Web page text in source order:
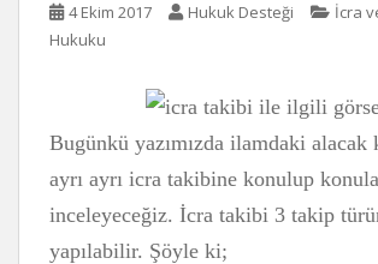
4 Ekim 2017 Hukuk Desteği
İcra
Hukuku
Bugünkü yazımızda ilamdaki
ayrı ayrı icra takibine konulup
inceleyeceğiz. İcra takibi 3 takip
yapılabilir. Şöyle ki;